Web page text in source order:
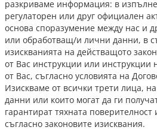
разкриваме информация: в
регулаторен или друг официален
основа споразумение между нас и
или обработващ/и лични данни, в
изискванията на действащото
от Вас инструкции или
от Вас, съгласно условията на
Изискваме от всички трети лица,
данни или които могат да ги
гарантират тяхната поверителност
съгласно законовите изисквания.